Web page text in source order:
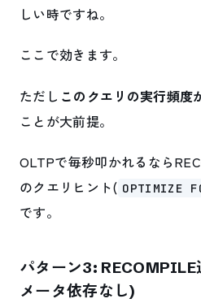
しい時ですね。
ここで効きます。
ただし このクエリの実行頻度
ことが大前提。
OLTPで毎秒叩かれるなら
のクエリヒント( OPTIMIZE
です。
パターン3: RECOMPILE
メータ依存なし)